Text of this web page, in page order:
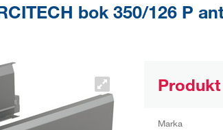
bok 350/126 P
Marka